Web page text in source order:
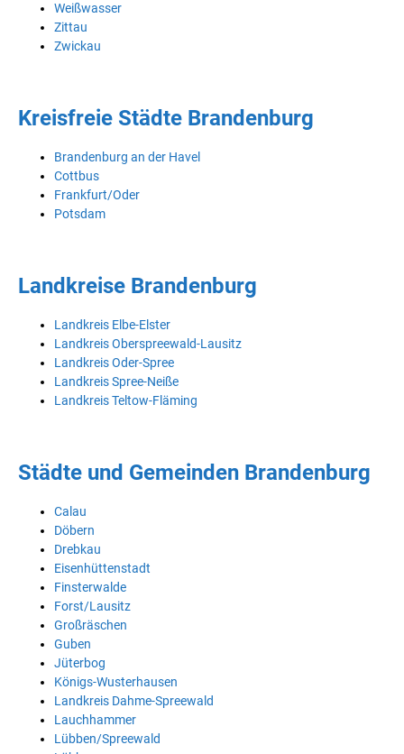
Weißwasser
Zittau
Zwickau
Kreisfreie Städte Brandenburg
Brandenburg an der Havel
Cottbus
Frankfurt/Oder
Potsdam
Landkreise Brandenburg
Landkreis Elbe-Elster
Landkreis Oberspreewald-Lausitz
Landkreis Oder-Spree
Landkreis Spree-Neiße
Landkreis Teltow-Fläming
Städte und Gemeinden Brandenburg
Calau
Döbern
Drebkau
Eisenhüttenstadt
Finsterwalde
Forst/Lausitz
Großräschen
Guben
Jüterbog
Königs-Wusterhausen
Landkreis Dahme-Spreewald
Lauchhammer
Lübben/Spreewald